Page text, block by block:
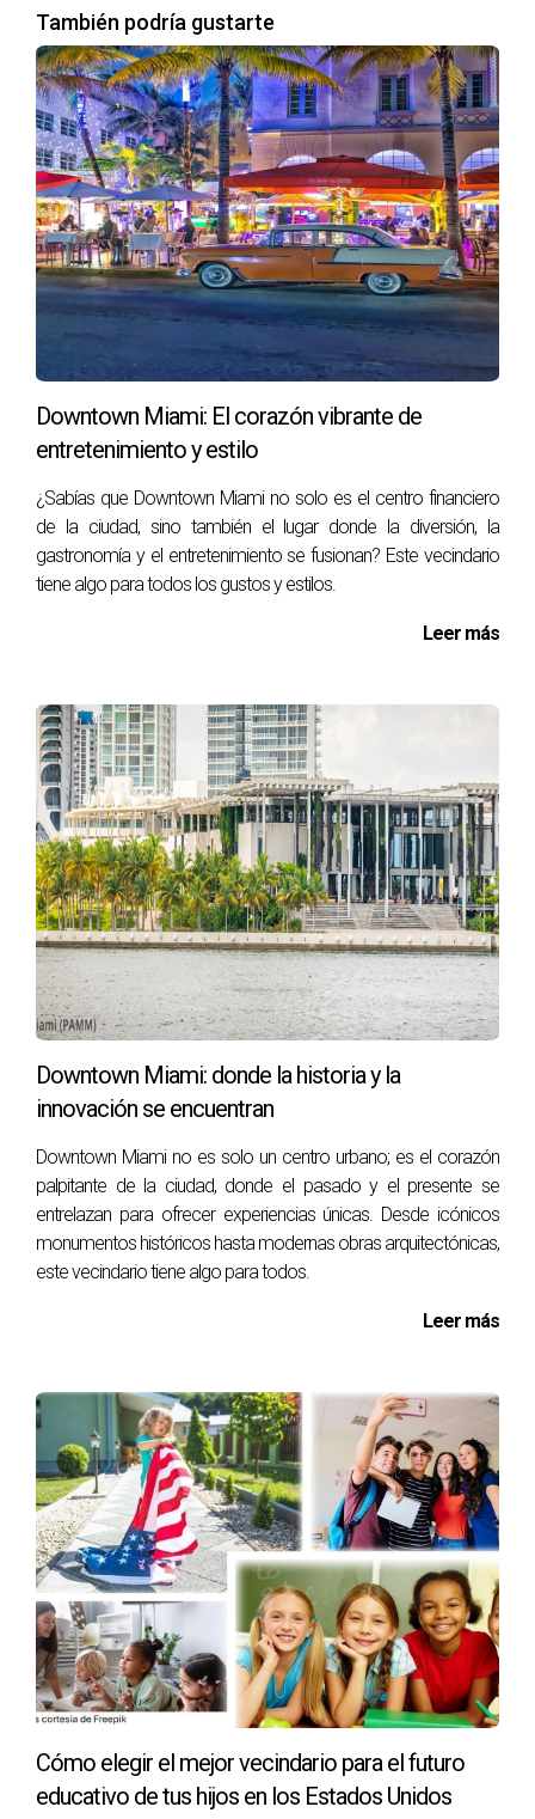
También podría gustarte
Downtown Miami: El corazón vibrante de
entretenimiento y estilo
¿Sabías que Downtown Miami no solo es el centro financiero
de la ciudad, sino también el lugar donde la diversión, la
gastronomía y el entretenimiento se fusionan? Este vecindario
tiene algo para todos los gustos y estilos.
Leer más
Downtown Miami: donde la historia y la
innovación se encuentran
Downtown Miami no es solo un centro urbano; es el corazón
palpitante de la ciudad, donde el pasado y el presente se
entrelazan para ofrecer experiencias únicas. Desde icónicos
monumentos históricos hasta modernas obras arquitectónicas,
este vecindario tiene algo para todos.
Leer más
Cómo elegir el mejor vecindario para el futuro
educativo de tus hijos en los Estados Unidos